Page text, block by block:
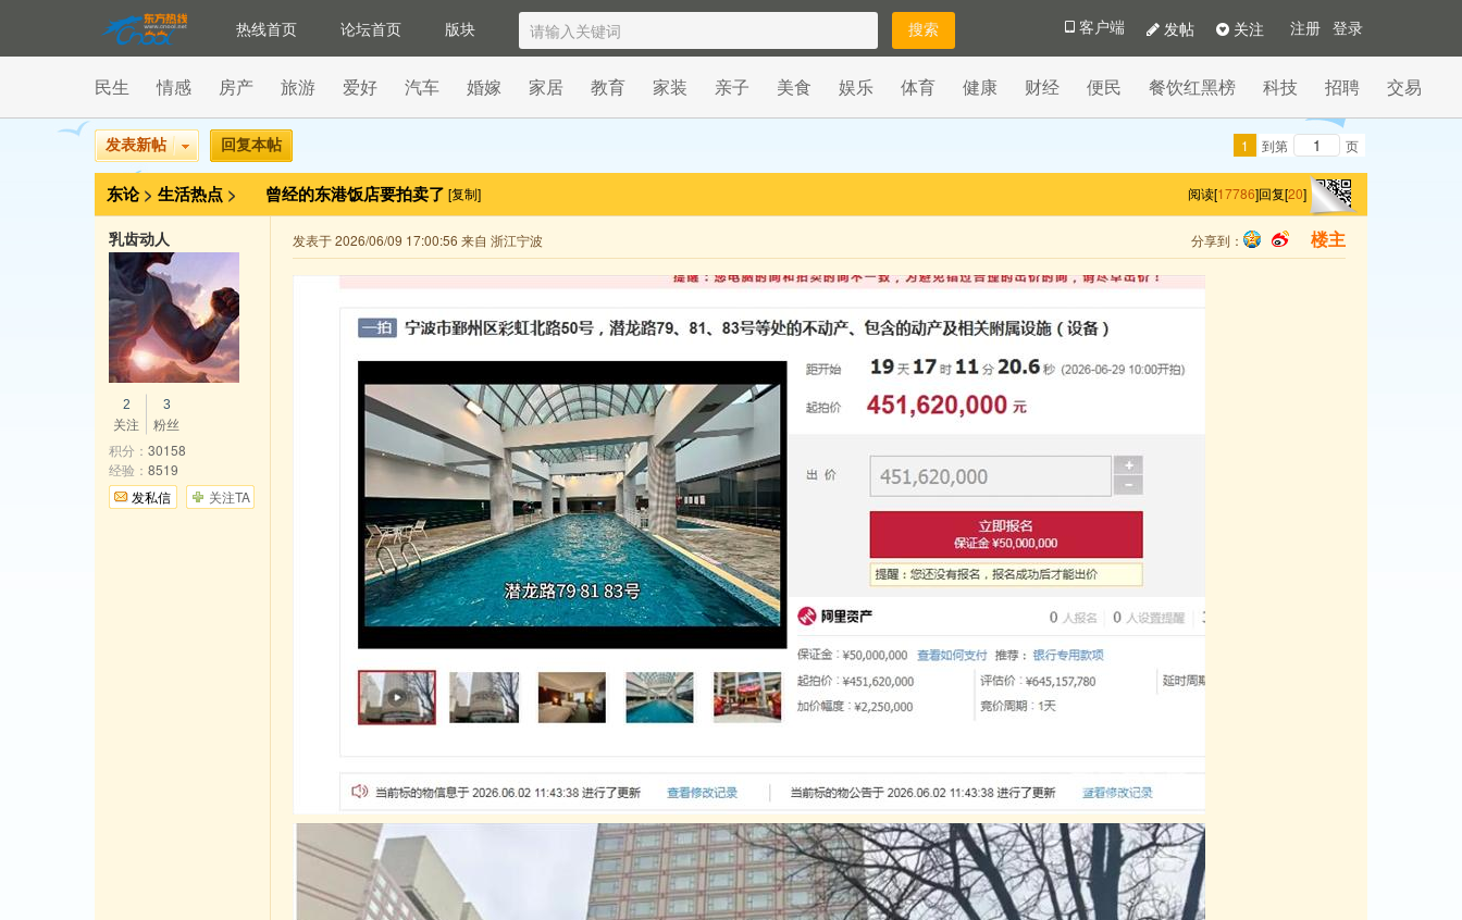
热线首页 论坛首页 版块 注册 登录
关注
发帖
客户端
民生 情感 房产 旅游 爱好 汽车 婚嫁 家居 教育 家装 亲子 美食 娱乐 体育 健康 财经 便民 餐饮红黑榜 科技 招聘 交易
发表新帖 回复本帖 1 到第 页
东论 > 生活热点 > 曾经的东港饭店要拍卖了[复制] 阅读[17786]回复[20]
发表于 2026/06/09 17:00:56 来自 浙江宁波 楼主
分享到：
qq
sina
乳齿动人
2
关注
3
粉丝
积分： 30158
经验： 8519
发私信
关注TA